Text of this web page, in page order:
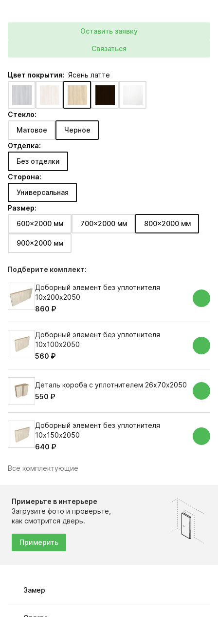
Оставить заявку
Связаться
Цвет покрытия: Ясень латте
Стекло:
Матовое
Черное
Отделка:
Без отделки
Сторона:
Универсальная
Размер:
600x2000 мм
700x2000 мм 800x2000 мм
900x2000 мм
Подберите комплект:
Доборный элемент без уплотнителя
10х200х2050
860 ₽
Доборный элемент без уплотнителя
10х100х2050
560 ₽
Деталь короба с уплотнителем 26х70х2050
550 ₽
Доборный элемент без уплотнителя
10х150х2050
640 ₽
Все комплектующие
Примерьте в интерьере
Загрузите фото и проверьте,
как смотрится дверь.
Примерить
Замер